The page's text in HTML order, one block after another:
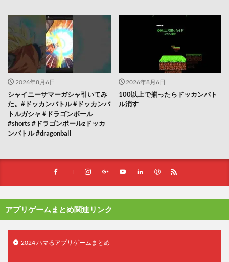
2026年8月6日
シャイニーサマーガシャ引いてみ
た。#ドッカンバトル #ドッカンバ
トルガシャ #ドラゴンボール
#shorts #ドラゴンボールzドッカ
ンバトル #dragonball
2026年8月6日
100以上で揃ったらドッカンバト
ル消す
アプリゲームまとめ関連リンク
2024 ハマるアプリゲームまとめ